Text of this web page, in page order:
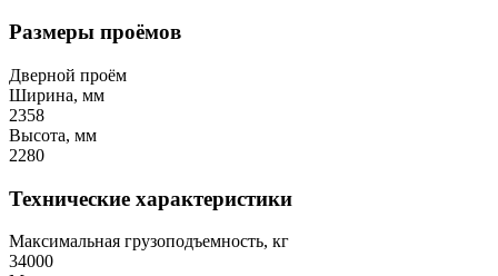
Размеры проёмов
Дверной проём
Ширина, мм
2358
Высота, мм
2280
Технические характеристики
Максимальная грузоподъемность, кг
34000